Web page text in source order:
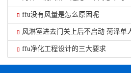
ffu没有风量是怎么原因呢
风淋室进去门关上后不启动 菏泽单
ffu净化工程设计的三大要求